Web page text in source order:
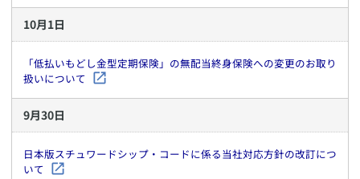
10月1日
「低払いもどし金型定期保険」の無配当終身保険への変更のお取り
扱いについて
9月30日
日本版スチュワードシップ・コードに係る当社対応方針の改訂につ
いて